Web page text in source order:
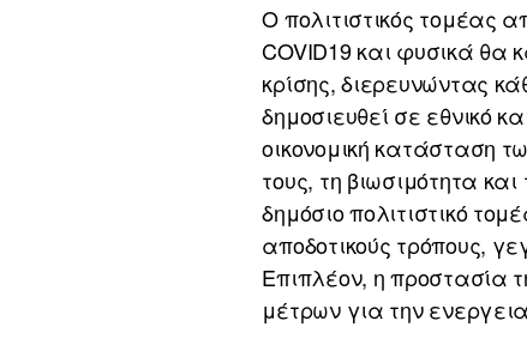
Ο πολιτιστικός τομέας
COVID19 και φυσικά θα
κρίσης, διερευνώντας
δημοσιευθεί σε εθνικό
οικονομική κατάσταση
τους, τη βιωσιμότητα
δημόσιο πολιτιστικό
αποδοτικούς τρόπους,
Επιπλέον, η προστασία
μέτρων για την